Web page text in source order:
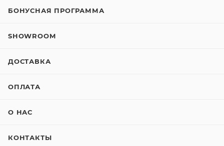
БОНУСНАЯ ПРОГРАММА
SHOWROOM
ДОСТАВКА
ОПЛАТА
О НАС
КОНТАКТЫ